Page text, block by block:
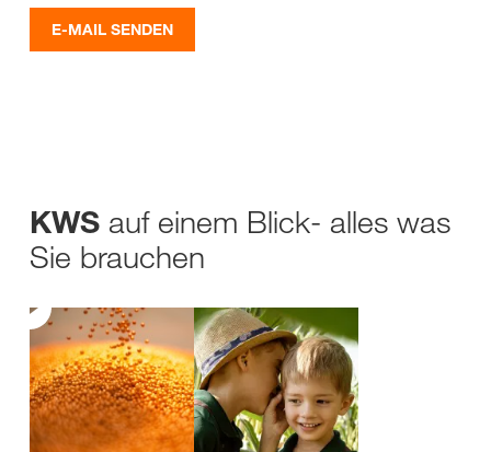
E-MAIL SENDEN
KWS auf einem Blick- alles was
Sie brauchen